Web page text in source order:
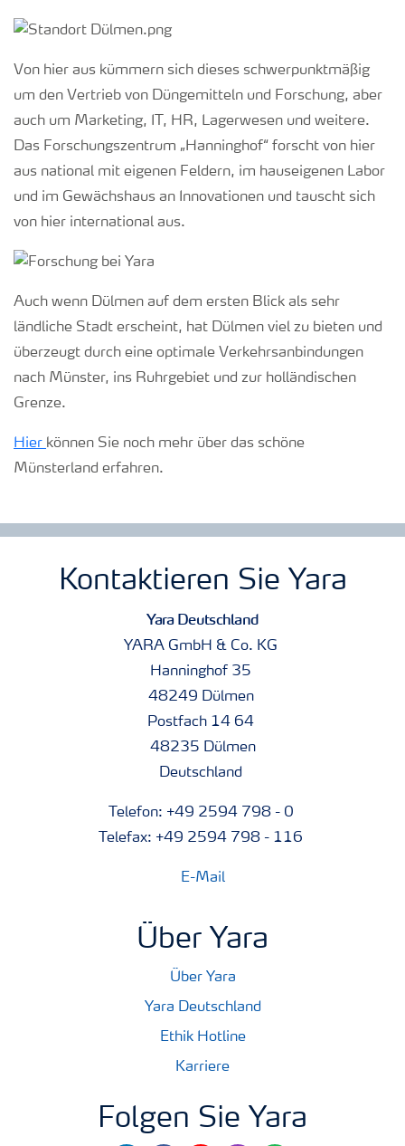
Von hier aus kümmern sich dieses schwerpunktmäßig
um den Vertrieb von Düngemitteln und Forschung, aber
auch um Marketing, IT, HR, Lagerwesen und weitere.
Das Forschungszentrum „Hanninghof“ forscht von hier
aus national mit eigenen Feldern, im hauseigenen Labor
und im Gewächshaus an Innovationen und tauscht sich
von hier international aus.
Auch wenn Dülmen auf dem ersten Blick als sehr
ländliche Stadt erscheint, hat Dülmen viel zu bieten und
überzeugt durch eine optimale Verkehrsanbindungen
nach Münster, ins Ruhrgebiet und zur holländischen
Grenze.
Hier können Sie noch mehr über das schöne
Münsterland erfahren.
Kontaktieren Sie Yara
Yara Deutschland
YARA GmbH & Co. KG
Hanninghof 35
48249 Dülmen
Postfach 14 64
48235 Dülmen
Deutschland
Telefon: +49 2594 798 - 0
Telefax: +49 2594 798 - 116
E-Mail
Über Yara
Über Yara
Yara Deutschland
Ethik Hotline
Karriere
Folgen Sie Yara